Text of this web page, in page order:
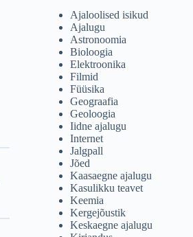
Ajaloolised isikud
Ajalugu
Astronoomia
Bioloogia
Elektroonika
Filmid
Füüsika
Geograafia
Geoloogia
Iidne ajalugu
Internet
Jalgpall
Jõed
Kaasaegne ajalugu
Kasulikku teavet
Keemia
Kergejõustik
Keskaegne ajalugu